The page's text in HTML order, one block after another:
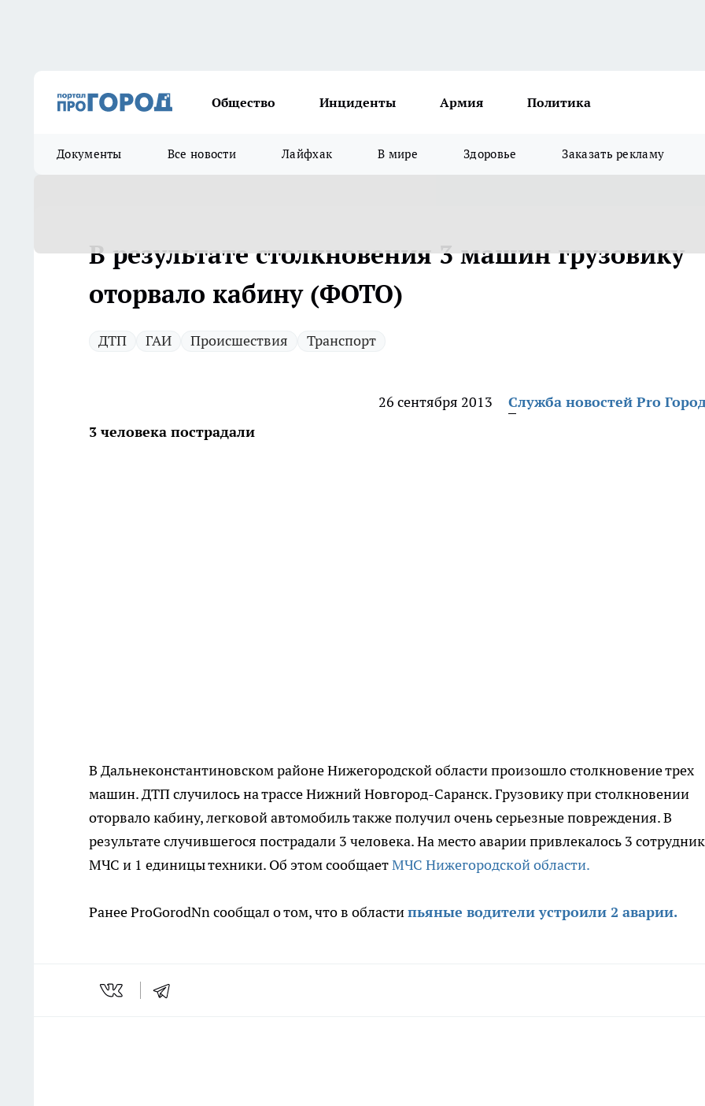
Общество Инциденты Армия Политика
Документы Все новости Лайфхак В мире Здоровье Заказать рекламу
В результате столкновения 3 машин грузовику
оторвало кабину (ФОТО)
ДТП ГАИ Происшествия Транспорт
26 сентября 2013
Служба новостей Pro
3 человека пострадали
В Дальнеконстантиновском районе Нижегородской области произошло столкновение трех
машин. ДТП случилось на трассе Нижний Новгород-Саранск. Грузовику при столкновении
оторвало кабину, легковой автомобиль также получил очень серьезные повреждения. В
результате случившегося пострадали 3 человека. На место аварии привлекалось 3
МЧС и 1 единицы техники. Об этом сообщаетМЧС Нижегородской области.
Ранее ProGorodNn сообщал о том, что в областипьяные водители устроили 2 аварии.